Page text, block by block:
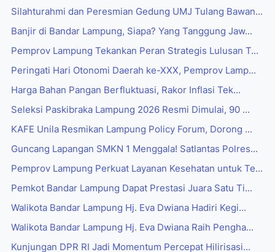
Silahturahmi dan Peresmian Gedung UMJ Tulang Bawan...
Banjir di Bandar Lampung, Siapa? Yang Tanggung Jaw...
Pemprov Lampung Tekankan Peran Strategis Lulusan T...
Peringati Hari Otonomi Daerah ke-XXX, Pemprov Lamp...
Harga Bahan Pangan Berfluktuasi, Rakor Inflasi Tek...
Seleksi Paskibraka Lampung 2026 Resmi Dimulai, 90 ...
‎KAFE Unila Resmikan Lampung Policy Forum, Dorong ...
Guncang Lapangan SMKN 1 Menggala! Satlantas Polres...
Pemprov Lampung Perkuat Layanan Kesehatan untuk Te...
Pemkot Bandar Lampung Dapat Prestasi Juara Satu Ti...
Walikota Bandar Lampung Hj. Eva Dwiana Hadiri Kegi...
Walikota Bandar Lampung Hj. Eva Dwiana Raih Pengha...
Kunjungan DPR RI Jadi Momentum Percepat Hilirisasi...